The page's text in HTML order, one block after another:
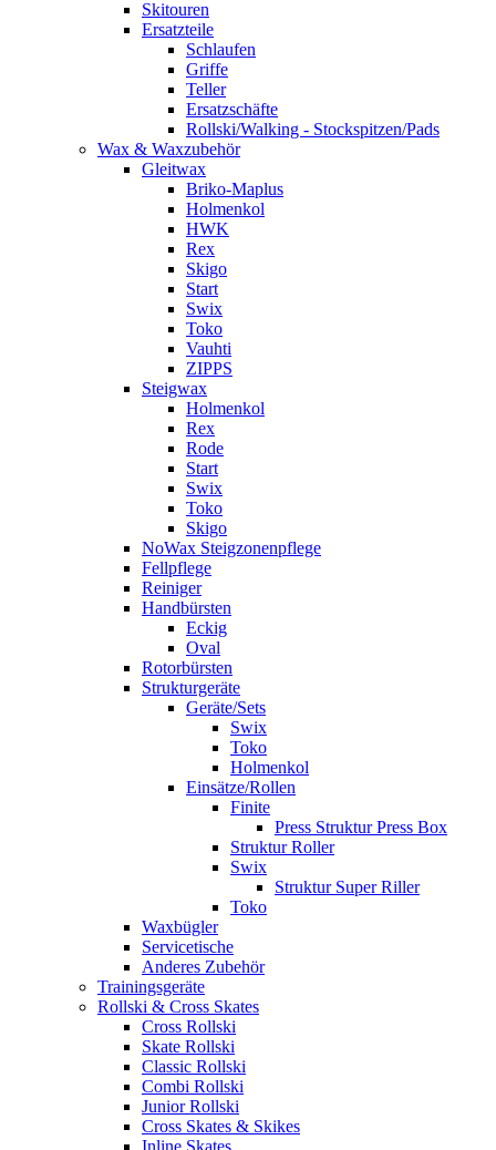
Skitouren
Ersatzteile
Schlaufen
Griffe
Teller
Ersatzschäfte
Rollski/Walking - Stockspitzen/Pads
Wax & Waxzubehör
Gleitwax
Briko-Maplus
Holmenkol
HWK
Rex
Skigo
Start
Swix
Toko
Vauhti
ZIPPS
Steigwax
Holmenkol
Rex
Rode
Start
Swix
Toko
Skigo
NoWax Steigzonenpflege
Fellpflege
Reiniger
Handbürsten
Eckig
Oval
Rotorbürsten
Strukturgeräte
Geräte/Sets
Swix
Toko
Holmenkol
Einsätze/Rollen
Finite
Press Struktur Press Box
Struktur Roller
Swix
Struktur Super Riller
Toko
Waxbügler
Servicetische
Anderes Zubehör
Trainingsgeräte
Rollski & Cross Skates
Cross Rollski
Skate Rollski
Classic Rollski
Combi Rollski
Junior Rollski
Cross Skates & Skikes
Inline Skates